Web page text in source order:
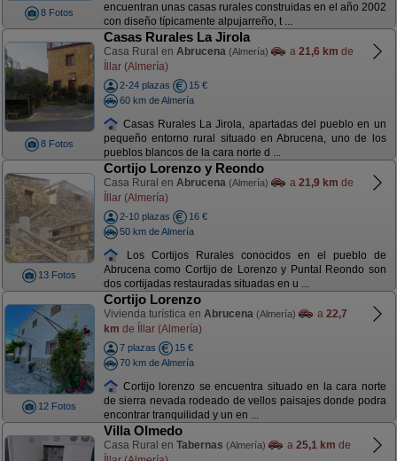
8 Fotos
encuentran unas casas rurales construidas en el año 2002
con diseño típicamente alpujarreño, t ...
8 Fotos
Casas Rurales La Jirola
Casa Rural en Abrucena (Almería) a 21,6 km de
Íllar (Almería)
2-24 plazas
15 €
60 km de Almería
Casas Rurales La Jirola, apartadas del pueblo en un
pequeño entorno rural situado en Abrucena, uno de los
pueblos blancos de la cara norte d ...
13 Fotos
Cortijo Lorenzo y Reondo
Casa Rural en Abrucena (Almería) a 21,9 km de
Íllar (Almería)
2-10 plazas
16 €
50 km de Almería
Los Cortijos Rurales conocidos en el pueblo de
Abrucena como Cortijo de Lorenzo y Puntal Reondo son
dos cortijadas restauradas situadas en u ...
12 Fotos
Cortijo Lorenzo
Vivienda turística en Abrucena (Almería) a 22,7
km de Íllar (Almería)
7 plazas
15 €
70 km de Almería
Cortijo lorenzo se encuentra situado en la cara norte
de sierra nevada rodeado de vellos paisajes donde podra
encontrar tranquilidad y un en ...
Villa Olmedo
Casa Rural en Tabernas (Almería) a 25,1 km de